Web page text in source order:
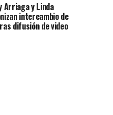
Arriaga y Linda
intercambio de
difusión de video